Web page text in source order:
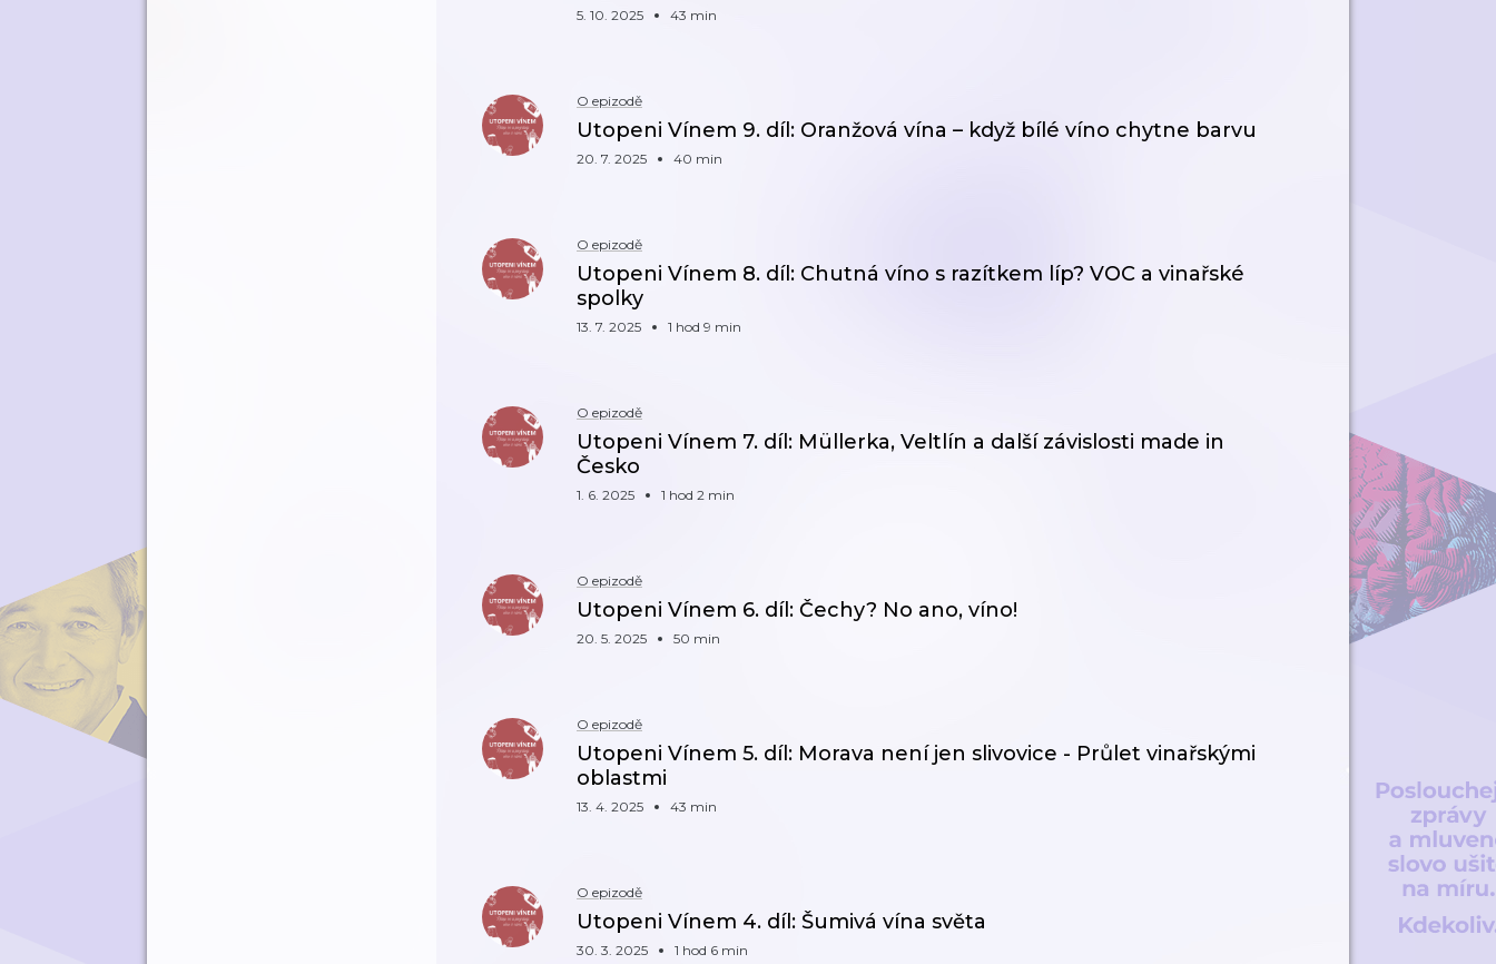
5. 10. 2025 43 min
O epizodě
Utopeni Vínem 9. díl: Oranžová vína – když bílé víno chytne barvu
20. 7. 2025 40 min
O epizodě
Utopeni Vínem 8. díl: Chutná víno s razítkem líp? VOC a vinařské
spolky
13. 7. 2025 1 hod 9 min
O epizodě
Utopeni Vínem 7. díl: Müllerka, Veltlín a další závislosti made in
Česko
1. 6. 2025 1 hod 2 min
O epizodě
Utopeni Vínem 6. díl: Čechy? No ano, víno!
20. 5. 2025 50 min
O epizodě
Utopeni Vínem 5. díl: Morava není jen slivovice - Průlet vinařskými
oblastmi
13. 4. 2025 43 min
O epizodě
Utopeni Vínem 4. díl: Šumivá vína světa
30. 3. 2025 1 hod 6 min